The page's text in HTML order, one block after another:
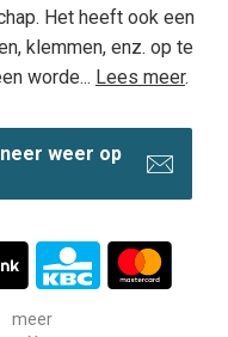
Het heeft ook een
klemmen, enz. op te
worde... Lees meer.
weer op
meer